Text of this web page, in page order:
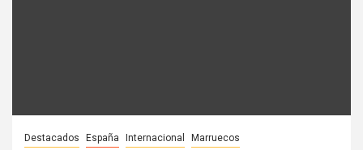
Destacados España Internacional Marruecos